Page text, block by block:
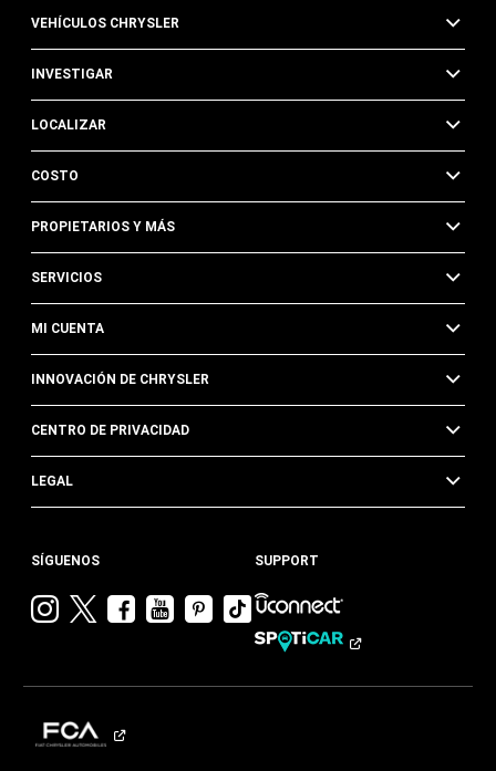
VEHÍCULOS CHRYSLER
INVESTIGAR
LOCALIZAR
COSTO
PROPIETARIOS Y MÁS
SERVICIOS
MI CUENTA
INNOVACIÓN DE CHRYSLER
CENTRO DE PRIVACIDAD
LEGAL
SÍGUENOS
VisitarVisitarVisitar
Chrysler en
Visitar
Chrysler en
Visitar
Chrysler en
Pinterest
Visita
Chrysler
Tik
SUPPORT